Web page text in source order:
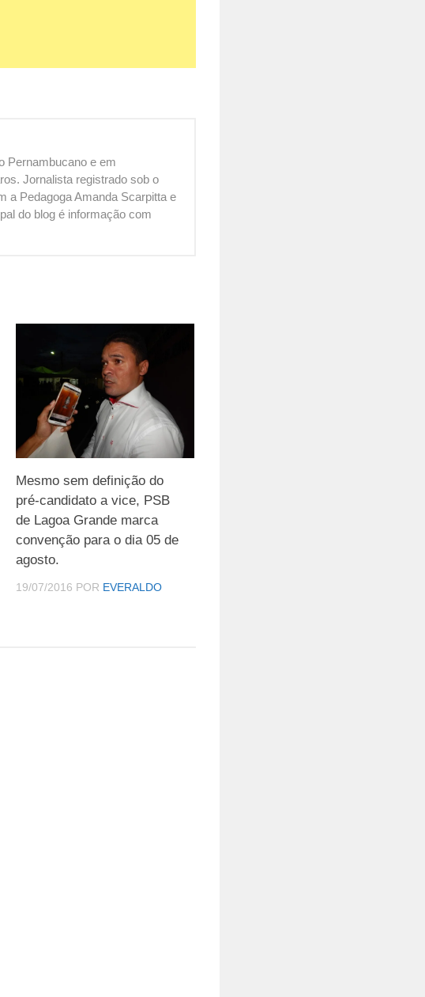
Pernambucano e em
Jornalista registrado sob o
a Pedagoga Amanda Scarpitta e
do blog é informação com
Mesmo sem definição do
pré-candidato a vice, PSB
de Lagoa Grande marca
convenção para o dia 05 de
agosto.
19/07/2016 POR EVERALDO